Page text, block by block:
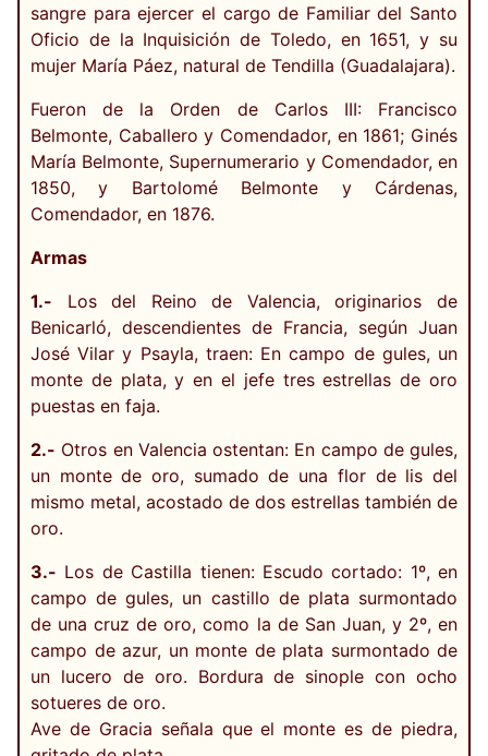
sangre para ejercer el cargo de Familiar del Santo
Oficio de la Inquisición de Toledo, en 1651, y su
mujer María Páez, natural de Tendilla (Guadalajara).
Fueron de la Orden de Carlos III: Francisco
Belmonte, Caballero y Comendador, en 1861; Ginés
María Belmonte, Supernumerario y Comendador, en
1850, y Bartolomé Belmonte y Cárdenas,
Comendador, en 1876.
Armas
1.- Los del Reino de Valencia, originarios de
Benicarló, descendientes de Francia, según Juan
José Vilar y Psayla, traen: En campo de gules, un
monte de plata, y en el jefe tres estrellas de oro
puestas en faja.
2.- Otros en Valencia ostentan: En campo de gules,
un monte de oro, sumado de una flor de lis del
mismo metal, acostado de dos estrellas también de
oro.
3.- Los de Castilla tienen: Escudo cortado: 1º, en
campo de gules, un castillo de plata surmontado
de una cruz de oro, como la de San Juan, y 2º, en
campo de azur, un monte de plata surmontado de
un lucero de oro. Bordura de sinople con ocho
sotueres de oro.
Ave de Gracia señala que el monte es de piedra,